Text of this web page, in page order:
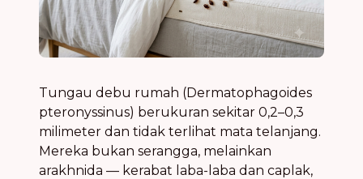
Tungau debu rumah (Dermatophagoides
pteronyssinus) berukuran sekitar 0,2–0,3
milimeter dan tidak terlihat mata telanjang.
Mereka bukan serangga, melainkan
arakhnida — kerabat laba-laba dan caplak,